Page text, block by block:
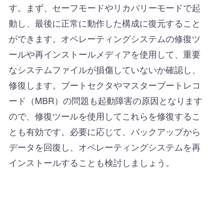
す。まず、セーフモードやリカバリーモードで起
動し、最後に正常に動作した構成に復元すること
ができます。オペレーティングシステムの修復ツ
ールや再インストールメディアを使用して、重要
なシステムファイルが損傷していないか確認し、
修復します。ブートセクタやマスターブートレコ
ード（MBR）の問題も起動障害の原因となります
ので、修復ツールを使用してこれらを修復するこ
とも有効です。必要に応じて、バックアップから
データを回復し、オペレーティングシステムを再
インストールすることも検討しましょう。